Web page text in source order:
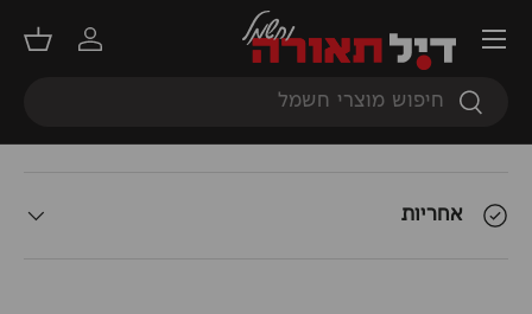
חיפוש
חיפוש
התחברות
סל
תפריט
תאור המוצר
אחריות